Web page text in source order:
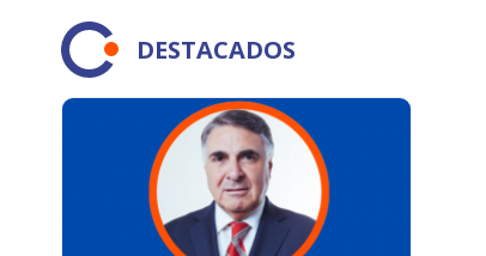
DESTACADOS